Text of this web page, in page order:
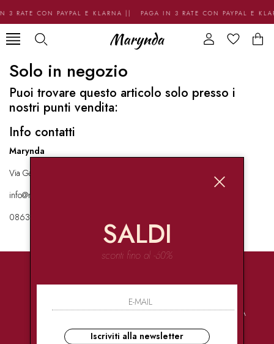
3 RATE CON PAYPAL E KLARNA || PAGA IN 3 RATE CON PAYPAL E
Solo in negozio
Puoi trovare questo articolo solo presso i
nostri punti vendita:
Info contatti
Marynda
Via Garibaldi 136 67051 Avezzano
info@marynda.com
08631871946
PAGAMENTI
CONSEGNE
ULTRA RAPIDE
ASSISTENZA
SALDI
sconti fino al -60%
Iscriviti alla newsletter